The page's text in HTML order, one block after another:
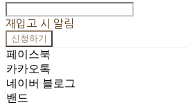
재입고 시 알림
신청하기
페이스북
카카오톡
네이버 블로그
밴드